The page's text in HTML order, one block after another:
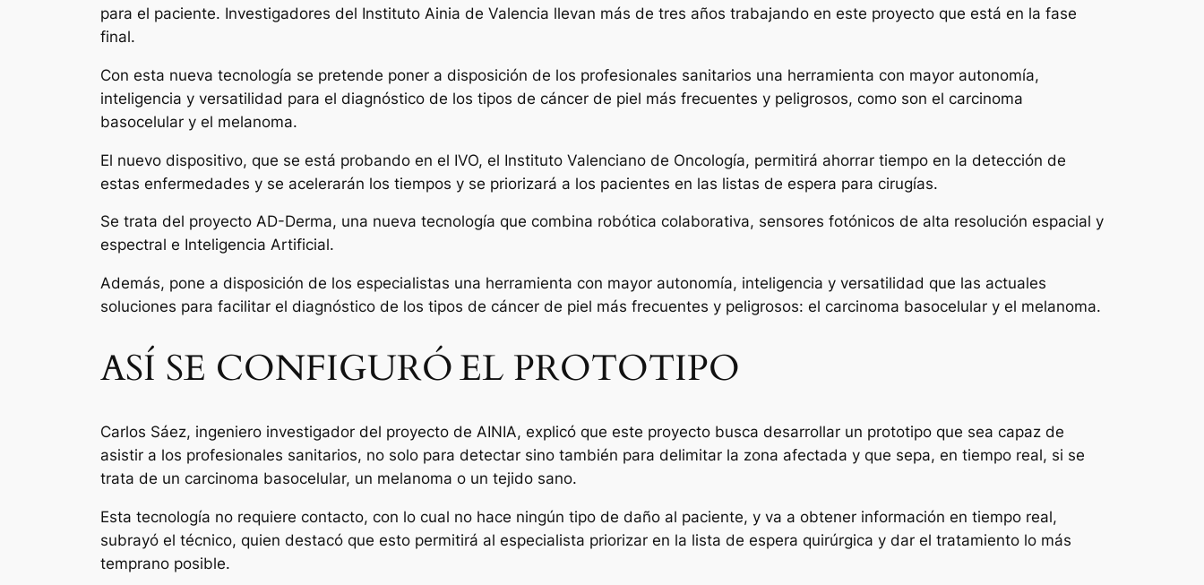
para el paciente. Investigadores del Instituto Ainia de Valencia llevan más de tres años trabajando en este proyecto que está en la fase
final.
Con esta nueva tecnología se pretende poner a disposición de los profesionales sanitarios una herramienta con mayor autonomía,
inteligencia y versatilidad para el diagnóstico de los tipos de cáncer de piel más frecuentes y peligrosos, como son el carcinoma
basocelular y el melanoma.
El nuevo dispositivo, que se está probando en el IVO, el Instituto Valenciano de Oncología, permitirá ahorrar tiempo en la detección de
estas enfermedades y se acelerarán los tiempos y se priorizará a los pacientes en las listas de espera para cirugías.
Se trata del proyecto AD-Derma, una nueva tecnología que combina robótica colaborativa, sensores fotónicos de alta resolución espacial y
espectral e Inteligencia Artificial.
Además, pone a disposición de los especialistas una herramienta con mayor autonomía, inteligencia y versatilidad que las actuales
soluciones para facilitar el diagnóstico de los tipos de cáncer de piel más frecuentes y peligrosos: el carcinoma basocelular y el melanoma.
ASÍ SE CONFIGURÓ EL PROTOTIPO
Carlos Sáez, ingeniero investigador del proyecto de AINIA, explicó que este proyecto busca desarrollar un prototipo que sea capaz de
asistir a los profesionales sanitarios, no solo para detectar sino también para delimitar la zona afectada y que sepa, en tiempo real, si se
trata de un carcinoma basocelular, un melanoma o un tejido sano.
Esta tecnología no requiere contacto, con lo cual no hace ningún tipo de daño al paciente, y va a obtener información en tiempo real,
subrayó el técnico, quien destacó que esto permitirá al especialista priorizar en la lista de espera quirúrgica y dar el tratamiento lo más
temprano posible.